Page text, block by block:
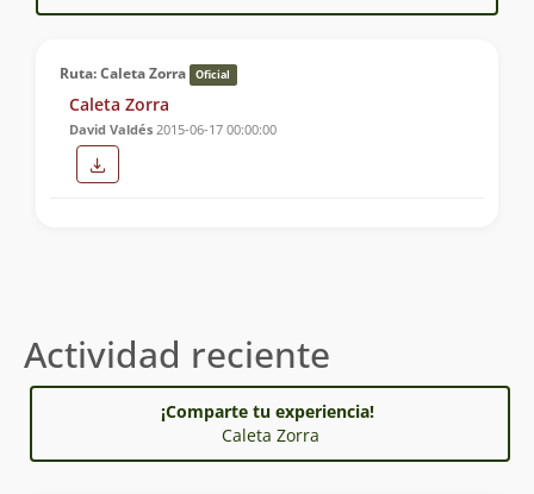
Ruta: Caleta Zorra Oficial
Caleta Zorra
David Valdés 2015-06-17 00:00:00
Actividad reciente
¡Comparte tu experiencia!
Caleta Zorra